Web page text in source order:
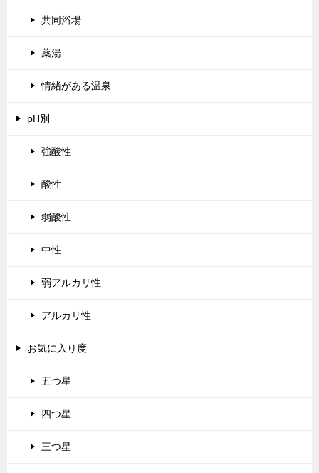
共同浴場
薬湯
情緒がある温泉
pH別
強酸性
酸性
弱酸性
中性
弱アルカリ性
アルカリ性
お気に入り度
五つ星
四つ星
三つ星